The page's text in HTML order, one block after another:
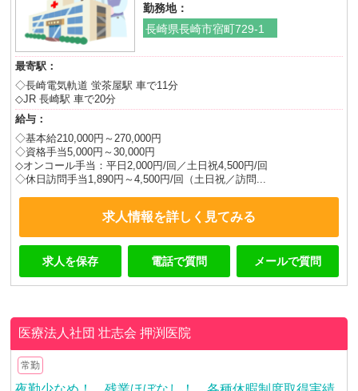
勤務地：
長崎県長崎市宿町729-1
最寄駅：
◇長崎電気軌道 蛍茶屋駅 車で11分
◇JR 長崎駅 車で20分
給与：
◇基本給210,000円～270,000円
◇資格手当5,000円～30,000円
◇オンコール手当：平日2,000円/回／土日祝4,500円/回
◇休日訪問手当1,890円～4,500円/回（土日祝／訪問...
求人情報を詳しく見てみる
求人を保存 電話で質問 メールで質問
医療法人社団 壮志会押渕医院
常勤